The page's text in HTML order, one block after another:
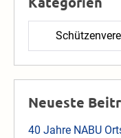
Kategorien
Neueste
40 Jahre NABU